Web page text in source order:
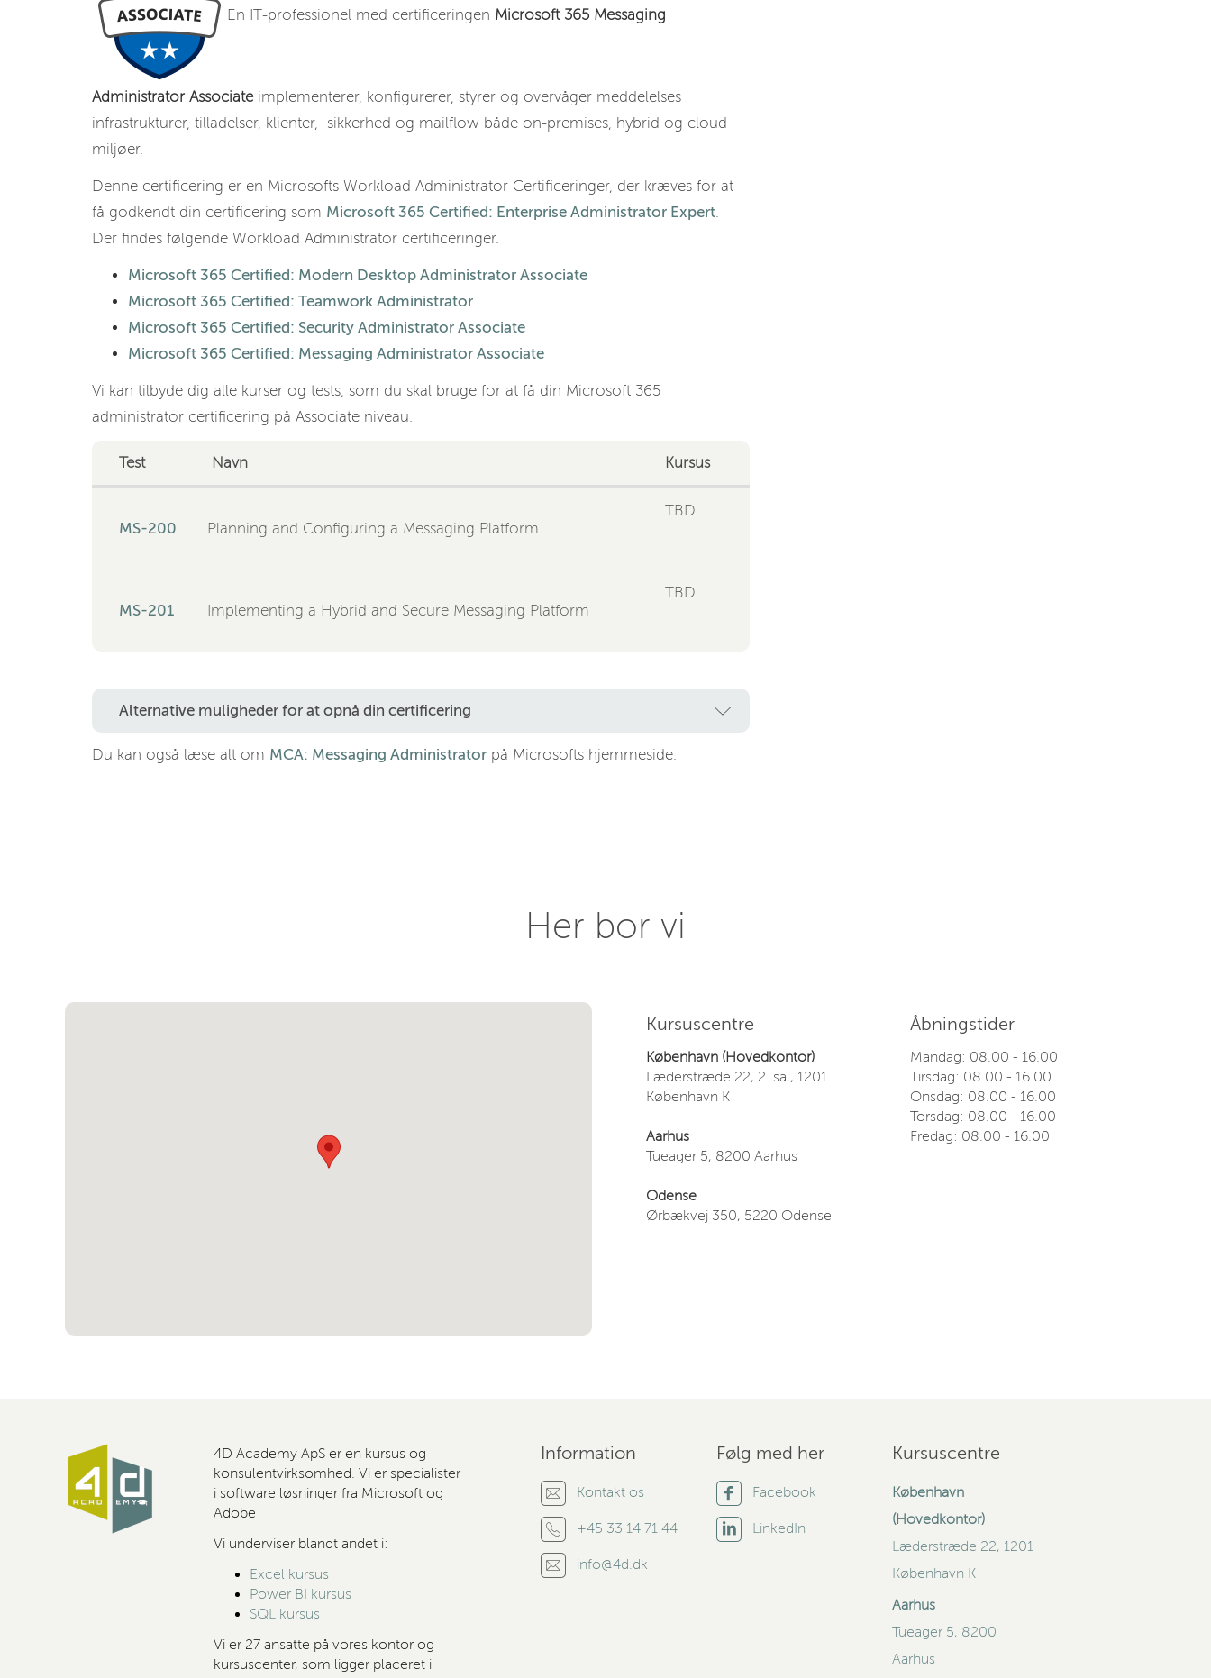
En IT-professionel med certificeringen Microsoft 365 Messaging
Administrator Associateimplementerer, konfigurerer, styrer og overvåger meddelelses
infrastrukturer, tilladelser, klienter, sikkerhed og mailflow både on-premises, hybrid og cloud
miljøer.
Denne certificering er en Microsofts Workload Administrator Certificeringer, der kræves for at
få godkendt din certificering som Microsoft 365 Certified: Enterprise Administrator Expert.
Der findes følgende Workload Administrator certificeringer.
Microsoft 365 Certified: Modern Desktop Administrator Associate
Microsoft 365 Certified: Teamwork Administrator
Microsoft 365 Certified: Security Administrator Associate
Microsoft 365 Certified: Messaging Administrator Associate
Vi kan tilbyde dig alle kurser og tests, som du skal bruge for at få din Microsoft 365
administrator certificering på Associate niveau.
Test Navn Kursus
MS-200 Planning and Configuring a Messaging Platform
TBD
MS-201 Implementing a Hybrid and Secure Messaging Platform
TBD
Alternative muligheder for at opnå din certificering
Du kan også læse alt om MCA: Messaging Administrator på Microsofts hjemmeside.
Her bor vi
Kursuscentre
København (Hovedkontor)
Læderstræde 22, 2. sal, 1201
København K
Aarhus
Tueager 5, 8200 Aarhus
Odense
Ørbækvej 350, 5220 Odense
Åbningstider
Mandag: 08.00 - 16.00
Tirsdag: 08.00 - 16.00
Onsdag: 08.00 - 16.00
Torsdag: 08.00 - 16.00
Fredag: 08.00 - 16.00
4D Academy ApS er en kursus og
konsulentvirksomhed. Vi er specialister
i software løsninger fra Microsoft og
Adobe
Vi underviser blandt andet i:
Excel kursus
Power BI kursus
SQL kursus
Vi er 27 ansatte på vores kontor og
kursuscenter, som ligger placeret i
Information
Kontakt os
+45 33 14 71 44
info@4d.dk
Følg med her
Facebook
LinkedIn
Kursuscentre
København
(Hovedkontor)
Læderstræde 22, 1201
København K
Aarhus
Tueager 5, 8200
Aarhus